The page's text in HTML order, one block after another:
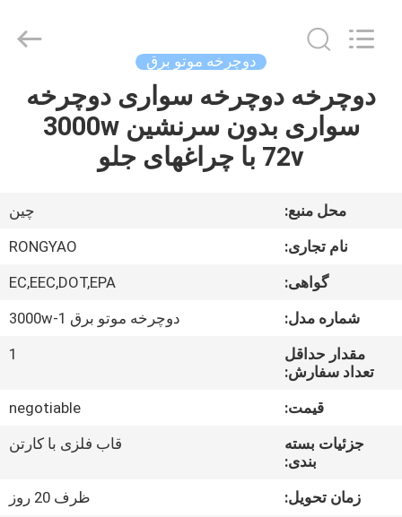
خانه
محصولات
درباره
کارخانه
کنترل
Vehicle
Co.,Ltd.
دوچرخه موتو برق
دوچرخه دوچرخه سواری دوچرخه
سواری بدون سرنشین 3000w
72v با چراغهای جلو
محل منبع:
چين
نام تجاری:
RONGYAO
گواهی:
EC,EEC,DOT,EPA
شماره مدل:
دوچرخه موتو برق 3000w-1
مقدار حداقل
تعداد سفارش:
1
قیمت:
negotiable
جزئیات بسته
بندی:
قاب فلزی با کارتن
زمان تحویل:
ظرف 20 روز